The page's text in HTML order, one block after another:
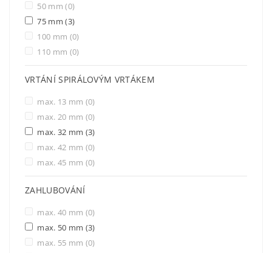
50 mm(0)
75 mm(3)
100 mm (0)
110 mm (0)
VRTÁNÍ SPIRÁLOVÝM VRTÁKEM
max. 13 mm (0)
max. 20 mm (0)
max. 32 mm (3)
max. 42 mm (0)
max. 45 mm (0)
ZAHLUBOVÁNÍ
max. 40 mm (0)
max. 50 mm (3)
max. 55 mm (0)